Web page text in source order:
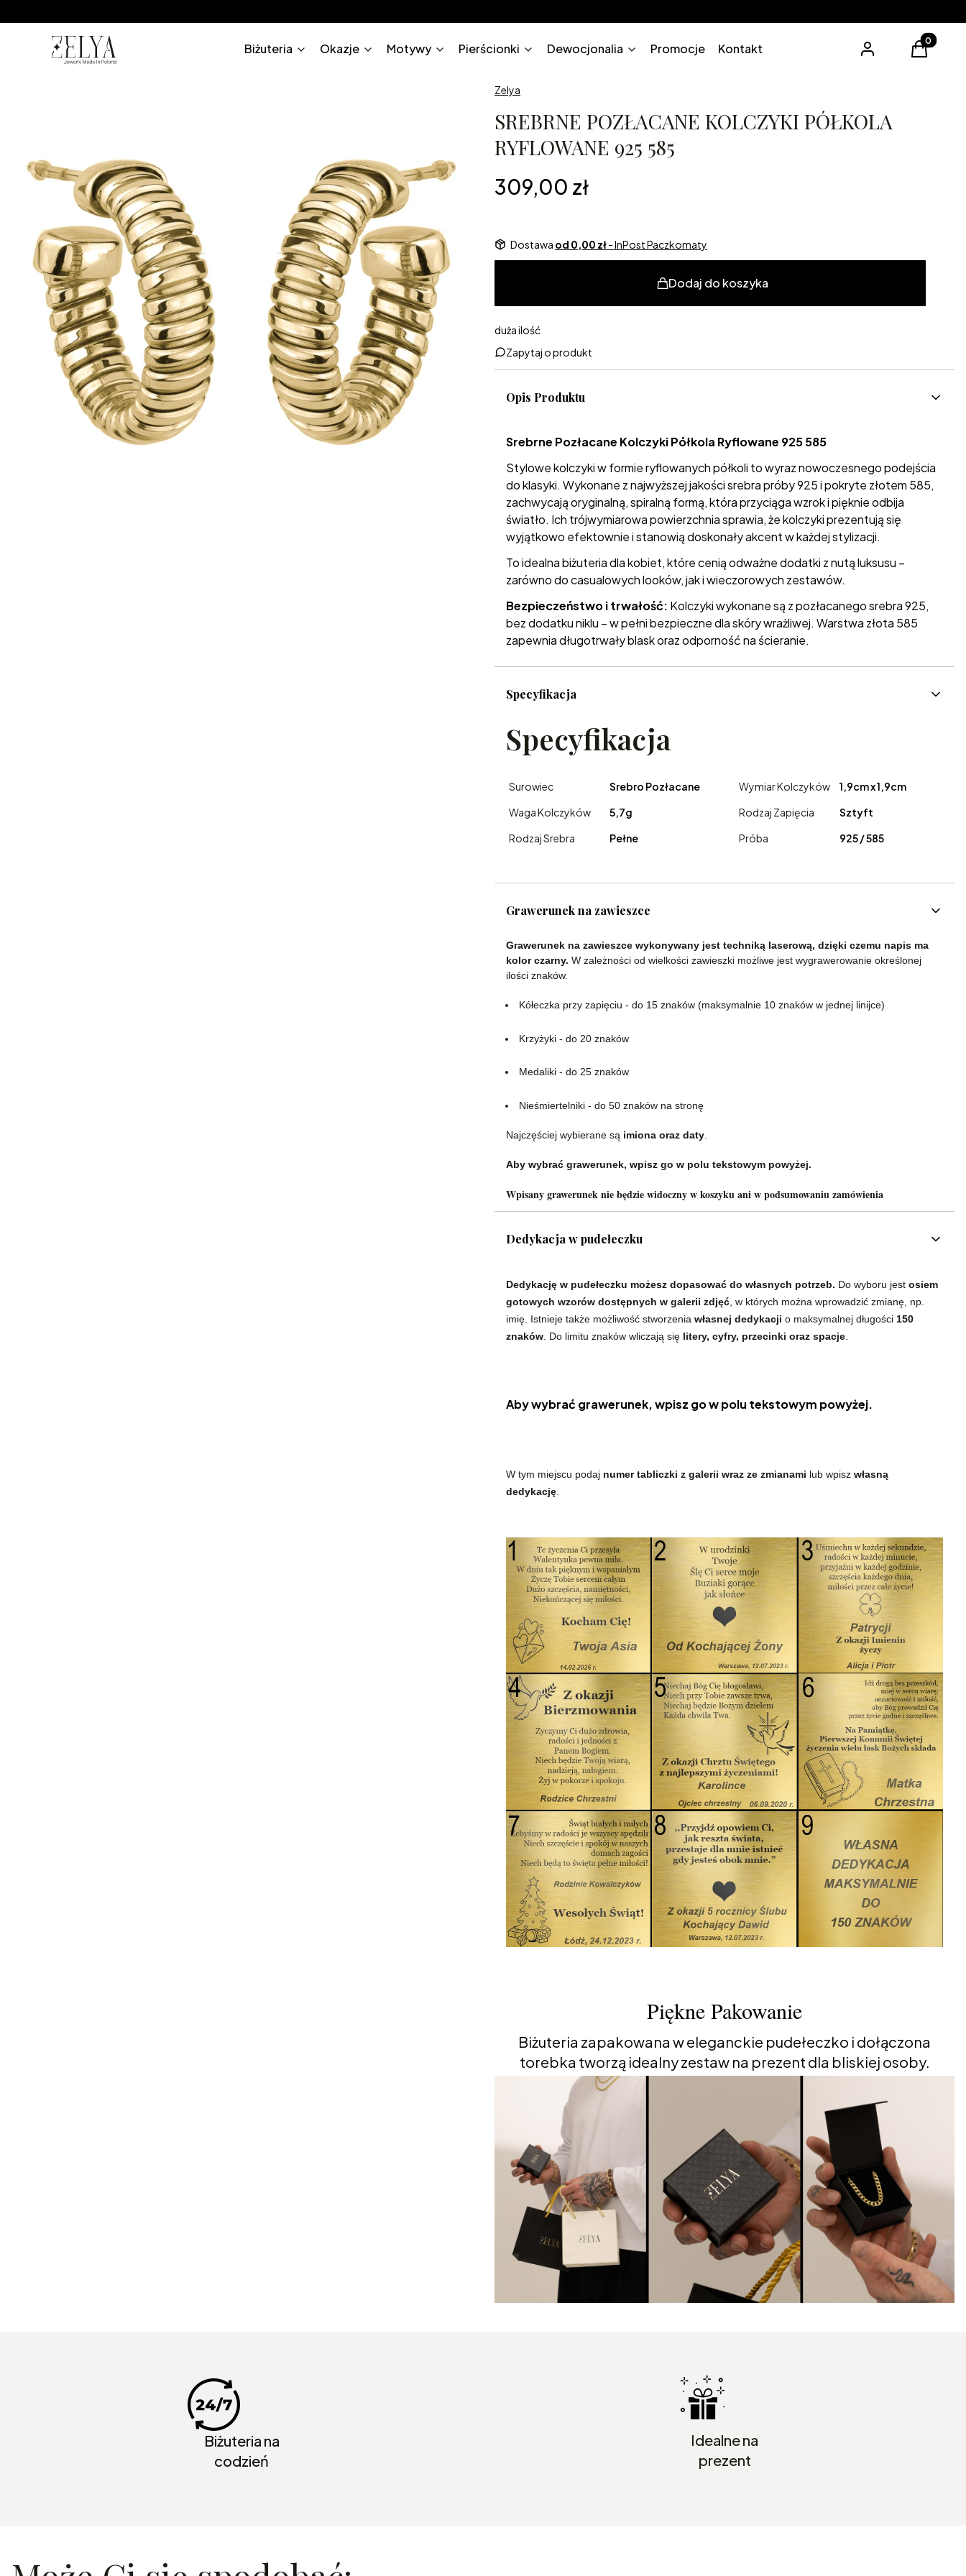
Biżuteria Okazje Motywy Pierścionki Dewocjonalia Promocje Kontakt Zaloguj się
Produkty
Koszyk
Zelya
SREBRNE POZŁACANE KOLCZYKI PÓŁKOLA
RYFLOWANE 925 585
Cena
309,00 zł
Dostawa od 0,00 zł- InPost Paczkomaty
Dodaj do koszyka
duża ilość
Zapytaj o produkt
Opis Produktu
Srebrne Pozłacane Kolczyki Półkola Ryflowane 925 585
Stylowe kolczyki w formie ryflowanych półkoli to wyraz nowoczesnego podejścia
do klasyki. Wykonane z najwyższej jakości srebra próby 925 i pokryte złotem 585,
zachwycają oryginalną, spiralną formą, która przyciąga wzrok i pięknie odbija
światło. Ich trójwymiarowa powierzchnia sprawia, że kolczyki prezentują się
wyjątkowo efektownie i stanowią doskonały akcent w każdej stylizacji.
To idealna biżuteria dla kobiet, które cenią odważne dodatki z nutą luksusu –
zarówno do casualowych looków, jak i wieczorowych zestawów.
Bezpieczeństwo i trwałość: Kolczyki wykonane są z pozłacanego srebra 925,
bez dodatku niklu – w pełni bezpieczne dla skóry wrażliwej. Warstwa złota 585
zapewnia długotrwały blask oraz odporność na ścieranie.
Specyfikacja
Specyfikacja
Surowiec Srebro Pozłacane Wymiar Kolczyków
1,9cm x 1,9cm
Waga Kolczyków
5,7g Rodzaj Zapięcia
Sztyft
Rodzaj Srebra
Pełne Próba 925 / 585
Grawerunek na zawieszce
Grawerunek na zawieszce wykonywany jest techniką laserową, dzięki czemu napis ma
kolor czarny. W zależności od wielkości zawieszki możliwe jest wygrawerowanie określonej
ilości znaków.
Kółeczka przy zapięciu - do 15 znaków (maksymalnie 10 znaków w jednej linijce)
Krzyżyki - do 20 znaków
Medaliki - do 25 znaków
Nieśmiertelniki - do 50 znaków na stronę
Najczęściej wybierane są imiona oraz daty
Aby wybrać grawerunek, wpisz go w polu tekstowym powyżej.
Wpisany grawerunek nie będzie widoczny w koszyku ani w podsumowaniu zamówienia
Dedykacja w pudełeczku
Dedykację w pudełeczku możesz dopasować do własnych potrzeb. Do wyboru jest osiem
gotowych wzorów dostępnych w galerii zdjęć , w których można wprowadzić zmianę, np.
imię. Istnieje także możliwość stworzenia własnej dedykacji o maksymalnej długości 150
znaków . Do limitu znaków wliczają się litery, cyfry, przecinki oraz spacje
Aby wybrać grawerunek, wpisz go w polu tekstowym powyżej.
W tym miejscu podaj numer tabliczki z galerii wraz ze zmianami lub wpisz własną
dedykację
Piękne Pakowanie
Biżuteria zapakowana w eleganckie pudełeczko i dołączona
torebka tworzą idealny zestaw na prezent dla bliskiej osoby.
Biżuteria na
codzień
Idealne na
prezent